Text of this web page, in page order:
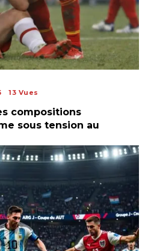
13 Vues
compositions
sous tension au